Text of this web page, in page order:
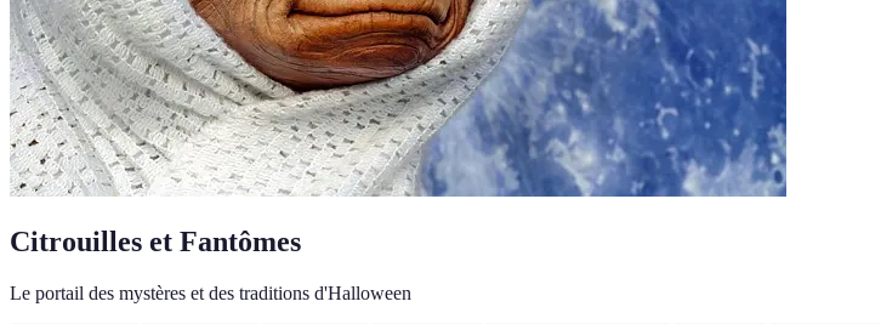
Citrouilles et Fantômes
Le portail des mystères et des traditions d'Halloween